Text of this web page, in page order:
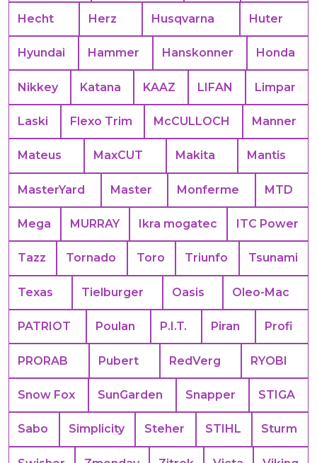
Hecht Herz Husqvarna Huter
Hyundai Hammer Hanskonner Honda
Nikkey Katana KAAZ LIFAN Limpar
Laski Flexo Trim McCULLOCH Manner
Mateus MaxCUT Makita Mantis
MasterYard Master Monferme MTD
Mega MURRAY Ikra mogatec ITC Power
Tazz Tornado Toro Triunfo Tsunami
Texas Tielburger Oasis Oleo-Mac
PATRIOT Poulan P.I.T. Piran Profi
PRORAB Pubert RedVerg RYOBI
Snow Fox SunGarden Snapper STIGA
Sabo Simplicity Steher STIHL Sturm